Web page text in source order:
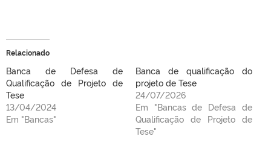
Relacionado
Banca de Defesa de
Qualificação de Projeto de
Tese
13/04/2024
Em "Bancas"
Banca de qualificação do
projeto de Tese
24/07/2026
Em "Bancas de Defesa de
Qualificação de Projeto de
Tese"